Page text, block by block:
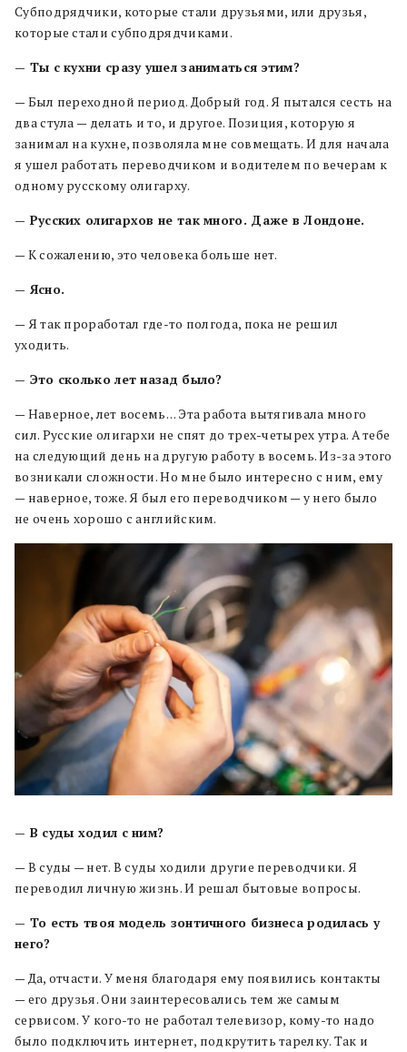
Субподрядчики, которые стали друзьями, или друзья,
которые стали субподрядчиками.
— Ты с кухни сразу ушел заниматься этим?
— Был переходной период. Добрый год. Я пытался сесть на
два стула — делать и то, и другое. Позиция, которую я
занимал на кухне, позволяла мне совмещать. И для начала
я ушел работать переводчиком и водителем по вечерам к
одному русскому олигарху.
— Русских олигархов не так много. Даже в Лондоне.
— К сожалению, это человека больше нет.
— Ясно.
— Я так проработал где-то полгода, пока не решил
уходить.
— Это сколько лет назад было?
— Наверное, лет восемь… Эта работа вытягивала много
сил. Русские олигархи не спят до трех-четырех утра. А тебе
на следующий день на другую работу в восемь. Из-за этого
возникали сложности. Но мне было интересно с ним, ему
— наверное, тоже. Я был его переводчиком — у него было
не очень хорошо с английским.
— В суды ходил с ним?
— В суды — нет. В суды ходили другие переводчики. Я
переводил личную жизнь. И решал бытовые вопросы.
— То есть твоя модель зонтичного бизнеса родилась у
него?
— Да, отчасти. У меня благодаря ему появились контакты
— его друзья. Они заинтересовались тем же самым
сервисом. У кого-то не работал телевизор, кому-то надо
было подключить интернет, подкрутить тарелку. Так и